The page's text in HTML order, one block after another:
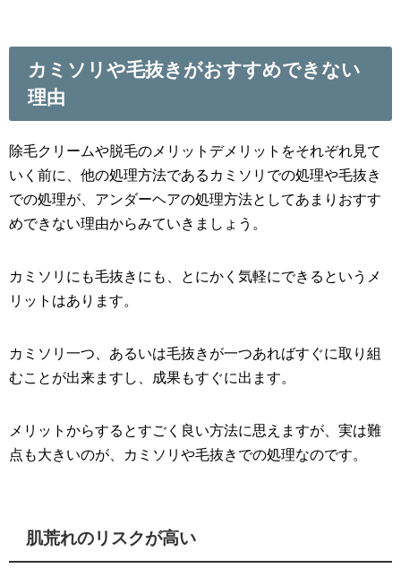
カミソリや毛抜きがおすすめできない
理由
除毛クリームや脱毛のメリットデメリットをそれぞれ見て
いく前に、他の処理方法であるカミソリでの処理や毛抜き
での処理が、アンダーヘアの処理方法としてあまりおすす
めできない理由からみていきましょう。
カミソリにも毛抜きにも、とにかく気軽にできるというメ
リットはあります。
カミソリ一つ、あるいは毛抜きが一つあればすぐに取り組
むことが出来ますし、成果もすぐに出ます。
メリットからするとすごく良い方法に思えますが、実は難
点も大きいのが、カミソリや毛抜きでの処理なのです。
肌荒れのリスクが高い